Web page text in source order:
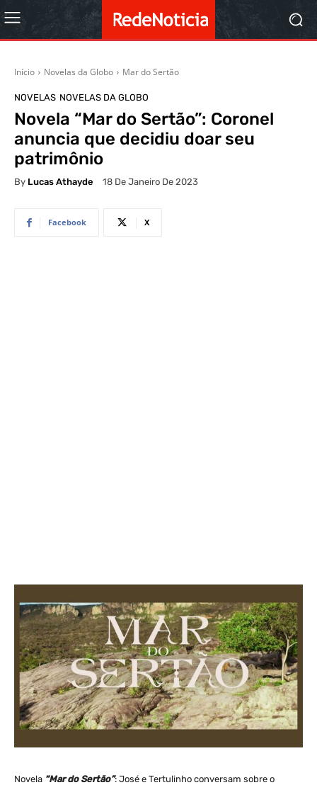
Início Novelas da Globo Mar do Sertão
NOVELAS NOVELAS DA GLOBO
Novela “Mar do Sertão”: Coronel
anuncia que decidiu doar seu
patrimônio
By Lucas Athayde 18 De Janeiro De 2023
Facebook X
Novela “Mar do Sertão”: José e Tertulinho conversam sobre o